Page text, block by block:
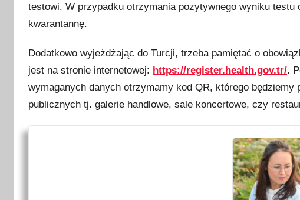
testowi. W przypadku otrzymania pozytywnego wyniku testu
kwarantannę.
Dodatkowo wyjeżdżając do Turcji, trzeba pamiętać o
jest na stronie internetowej: https://register.health.gov.tr/.
wymaganych danych otrzymamy kod QR, którego
publicznych tj. galerie handlowe, sale koncertowe, czy